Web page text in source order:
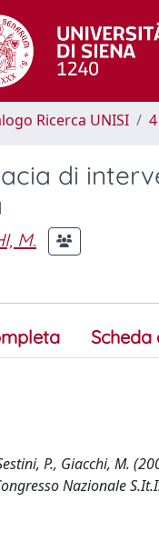
Ricerca UNISI
di
M.
Scheda
P., Giacchi, M.
Nazionale